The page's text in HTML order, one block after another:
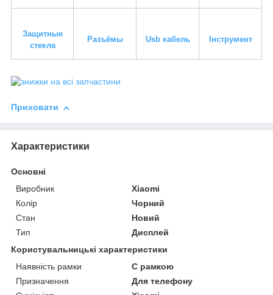
Защитные
стекла
Разъёмы Usb кабель Інструмент
Приховати
Характеристики
Основні
Виробник
Xiaomi
Колір
Чорний
Стан
Новий
Тип
Дисплей
Користувальницькі характеристики
Наявність рамки
C рамкою
Призначення
Для телефону